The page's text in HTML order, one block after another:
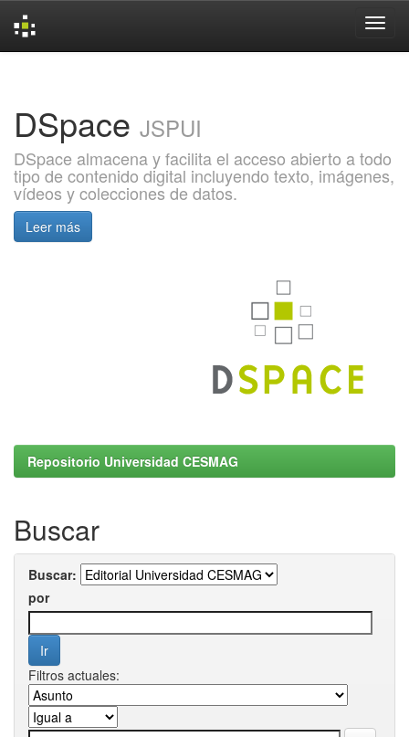
DSpace JSPUI
DSpace almacena y facilita el acceso abierto a todo
tipo de contenido digital incluyendo texto, imágenes,
vídeos y colecciones de datos.
Leer más
Repositorio Universidad CESMAG
Buscar
Buscar:
por
Filtros actuales: